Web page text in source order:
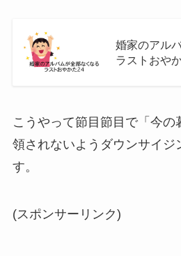
婚家のアル
ラストおや
こうやって節目節目で「今の
領されないようダウンサイジ
す。
(スポンサーリンク)